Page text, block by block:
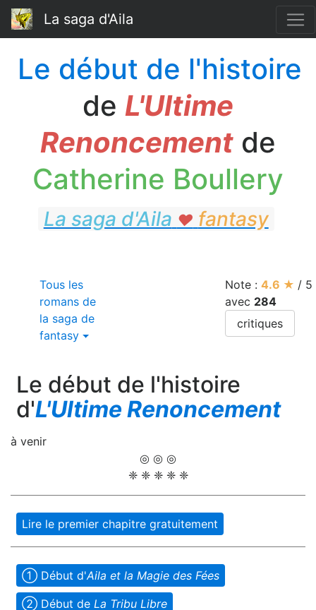
La saga d'Aila
Le début de l'histoire
de L'Ultime
Renoncement de
Catherine Boullery
La saga d'Aila ♥ fantasy
Tous les
romans de
la saga de
fantasy
Note : 4.6 ★ / 5
avec 284
critiques
Le début de l'histoire
d'L'Ultime Renoncement
à venir
◎ ◎ ◎
❈ ❈ ❈ ❈ ❈
Lire le premier chapitre gratuitement
➀ Début d'Aila et la Magie des Fées
➁ Début de La Tribu Libre